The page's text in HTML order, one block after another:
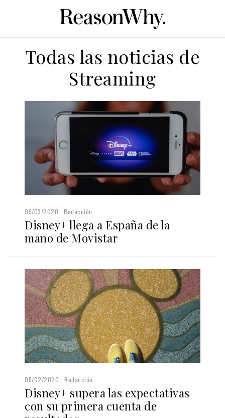
Todas las noticias de
Streaming
09/03/2020 Redacción
Disney+ llega a España de la
mano de Movistar
05/02/2020 Redacción
Disney+ supera las expectativas
con su primera cuenta de